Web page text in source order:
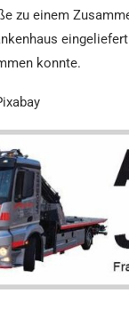
zu einem
konnte.